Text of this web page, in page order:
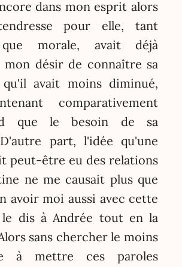
dans mon esprit alors
pour elle, tant
que morale, avait déjà
mon désir de connaître sa
avait moins diminué,
comparativement
que le besoin de sa
part, l'idée qu'une
peut-être eu des relations
ne me causait plus que
avoir moi aussi avec cette
le dis à Andrée tout en la
sans chercher le moins
à mettre ces paroles